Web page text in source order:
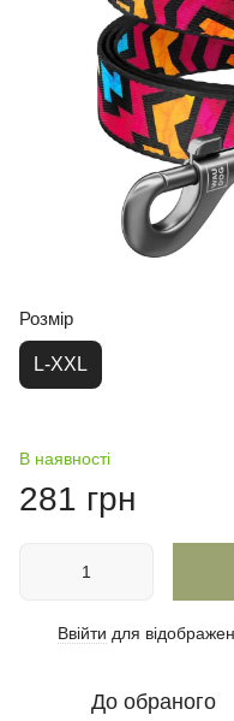
Розмір
L-XXL
В наявності
281 грн
Ввійти для
До обраного